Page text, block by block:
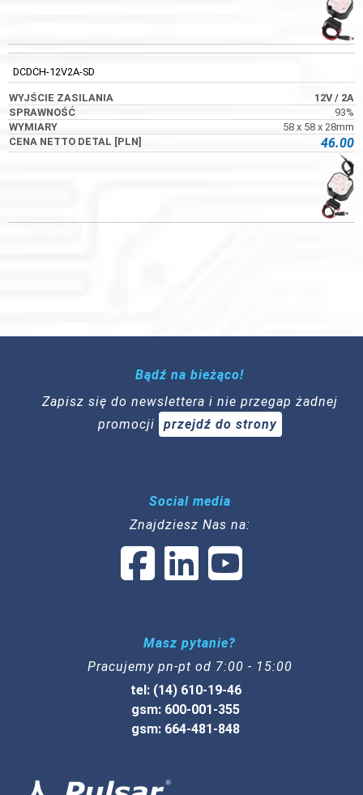
DCDCH-12V2A-SD
12V/ 2A
93%
58 x 58 x 28mm
46.00
Bądź na bieżąco!
Zapisz się do newslettera i nie przegap żadnej
promocji
przejdź do strony
Social media
Znajdziesz Nas na:
Masz pytanie?
Pracujemy pn-pt od 7:00 - 15:00
tel: (14) 610-19-46
gsm: 600-001-355
gsm: 664-481-848